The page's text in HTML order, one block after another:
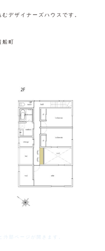
デザイナーズハウスです。
船町
外部ページが開きます。